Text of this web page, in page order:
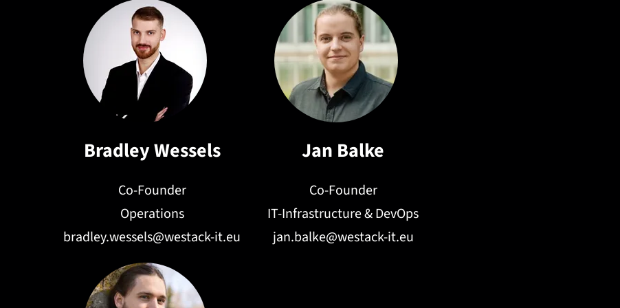
Bradley Wessels
Co-Founder
Operations
bradley.wessels@westack-it.eu
Jan Balke
Co-Founder
IT-Infrastructure & DevOps
jan.balke@westack-it.eu